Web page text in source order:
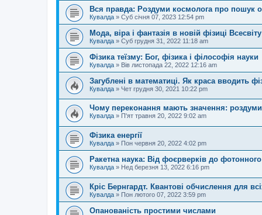
Вся правда: Роздуми космолога про пошук
Кувалда » Суб січня 07, 2023 12:54 pm
Мода, віра і фантазія в новій фізиці Всесвіту
Кувалда » Суб грудня 31, 2022 11:18 am
Фізика теїзму: Бог, фізика і філософія науки
Кувалда » Вів листопада 22, 2022 12:16 am
Загублені в математиці. Як краса вводить
Кувалда » Чет грудня 30, 2021 10:22 pm
Чому переконання мають значення:
Кувалда » П'ят травня 20, 2022 9:02 am
Фізика енергії
Кувалда » Пон червня 20, 2022 4:02 pm
Ракетна наука: Від фоєрверків до
Кувалда » Нед березня 13, 2022 6:16 pm
Кріс Бернгардт. Квантові обчислення для
Кувалда » Пон лютого 07, 2022 3:59 pm
Опанованість простими числами